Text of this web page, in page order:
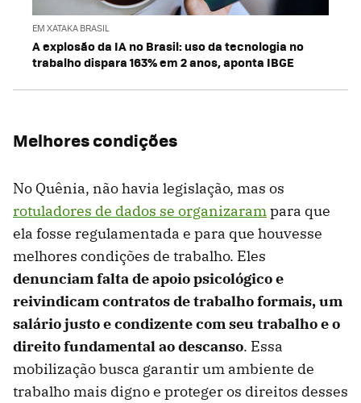
EM XATAKA BRASIL
A explosão da IA no Brasil: uso da tecnologia no
trabalho dispara 163% em 2 anos, aponta IBGE
Melhores condições
No Quênia, não havia legislação, mas os
rotuladores de dados se organizarampara que
ela fosse regulamentada e para que houvesse
melhores condições de trabalho. Eles
denunciam falta de apoio psicológico e
reivindicam contratos de trabalho formais, um
salário justoe condizente com seu trabalho e o
direito fundamental ao descanso. Essa
mobilização busca garantir um ambiente de
trabalho mais digno e proteger os direitos desses